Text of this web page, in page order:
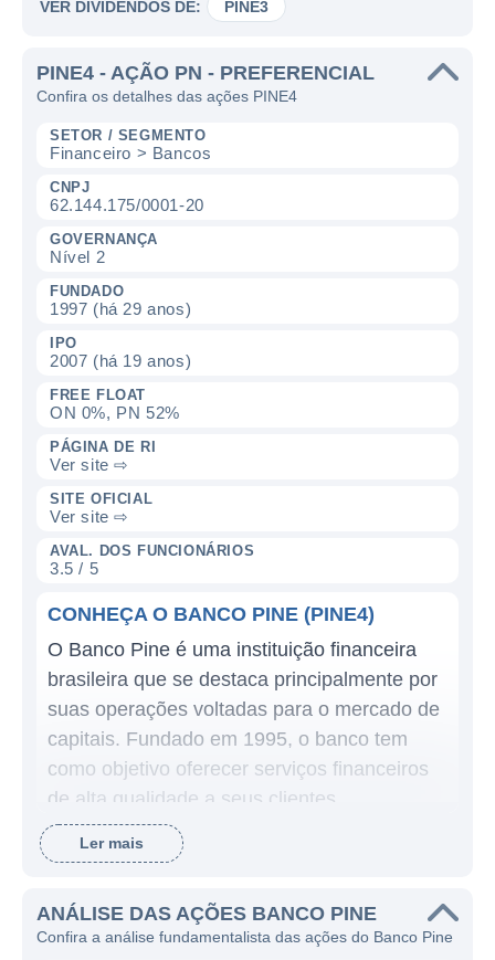
VER DIVIDENDOS DE: PINE3
PINE4 - AÇÃO PN - PREFERENCIAL
Confira os detalhes das ações PINE4
SETOR / SEGMENTO
Financeiro > Bancos
CNPJ
62.144.175/0001-20
GOVERNANÇA
Nível 2
FUNDADO
1997 (há 29 anos)
IPO
2007 (há 19 anos)
FREE FLOAT
ON 0%, PN 52%
PÁGINA DE RI
Ver site ⇨
SITE OFICIAL
Ver site ⇨
AVAL. DOS FUNCIONÁRIOS
3.5 / 5
CONHEÇA O BANCO PINE (PINE4)
O Banco Pine é uma instituição financeira
brasileira que se destaca principalmente por
suas operações voltadas para o mercado de
capitais. Fundado em 1995, o banco tem
como objetivo oferecer serviços financeiros
de alta qualidade a seus clientes,
abrangendo tanto investidores institucionais
quanto pessoas físicas. Desde a sua
consolidar como uma alternativa viável no
setor bancário nacional, oferecendo produtos
Ler mais
ANÁLISE DAS AÇÕES BANCO PINE
Confira a análise fundamentalista das ações do Banco Pine